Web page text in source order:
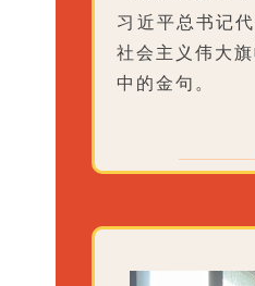
习近平总书记
社会主义伟大
中的金句。